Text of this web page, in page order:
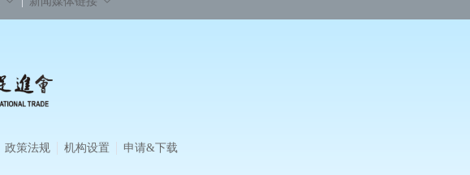
政策法规 机构设置 申请&下载